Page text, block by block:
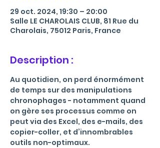
29 oct. 2024, 19:30 – 20:00
Salle LE CHAROLAIS CLUB, 81 Rue du
Charolais, 75012 Paris, France
Description :
Au quotidien, on perd énormément
de temps sur des manipulations
chronophages - notamment quand
on gère ses processus comme on
peut via des Excel, des e-mails, des
copier-coller, et d’innombrables
outils non-optimaux.